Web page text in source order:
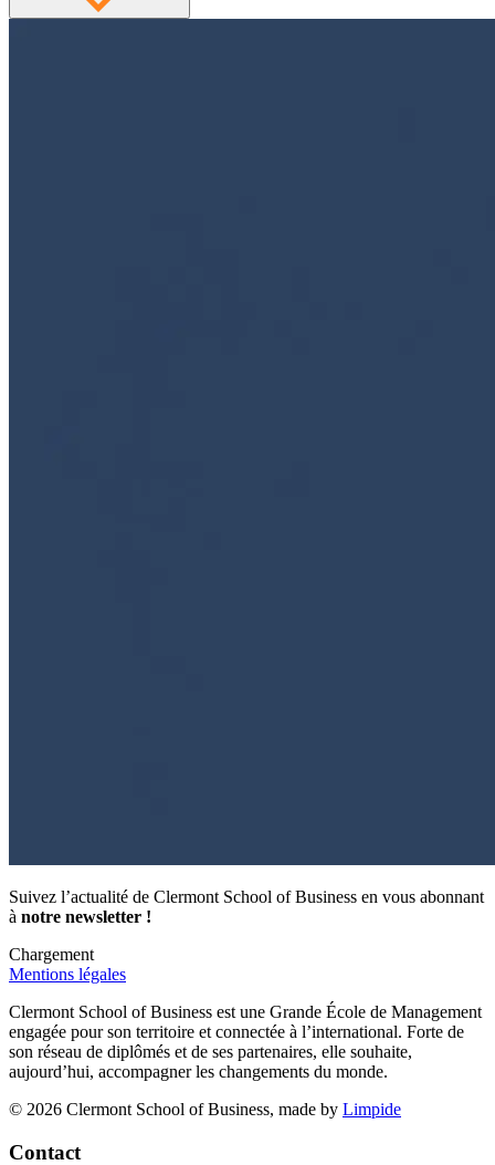
Suivez l’actualité de Clermont School of Business en vous abonnant
à notre newsletter !
Chargement
Mentions légales
Clermont School of Business est une Grande École de Management
engagée pour son territoire et connectée à l’international. Forte de
son réseau de diplômés et de ses partenaires, elle souhaite,
aujourd’hui, accompagner les changements du monde.
© 2026 Clermont School of Business, made by Limpide
Contact